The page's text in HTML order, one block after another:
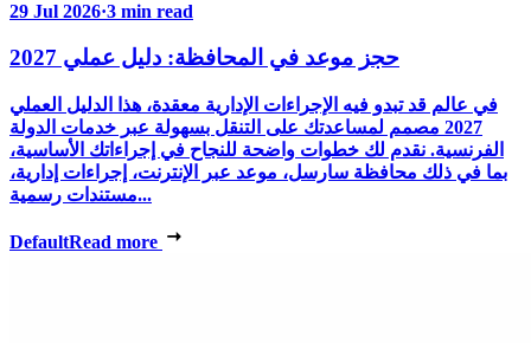
29 Jul 2026·3 min read
حجز موعد في المحافظة: دليل عملي 2027
في عالم قد تبدو فيه الإجراءات الإدارية معقدة، هذا الدليل العملي
2027 مصمم لمساعدتك على التنقل بسهولة عبر خدمات الدولة
الفرنسية. نقدم لك خطوات واضحة للنجاح في إجراءاتك الأساسية،
بما في ذلك محافظة سارسل، موعد عبر الإنترنت، إجراءات إدارية،
مستندات رسمية...
DefaultRead more